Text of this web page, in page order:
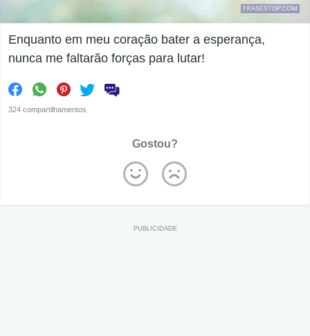
Enquanto em meu coração bater a esperança,
nunca me faltarão forças para lutar!
324 compartilhamentos
Gostou?